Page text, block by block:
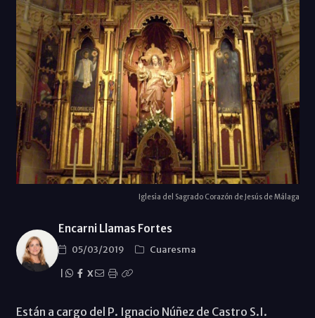
Iglesia del Sagrado Corazón de Jesús de Málaga
Encarni Llamas Fortes
05/03/2019
Cuaresma
X
Están a cargo del P. Ignacio Núñez de Castro S.I.